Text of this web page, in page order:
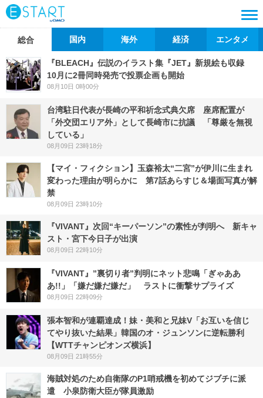
総合 国内 海外 経済 エンタメ
『BLEACH』伝説のイラスト集『JET』新規絵も収録
10月に2冊同時発売で投票企画も開始
08月10日 0時00分
台湾駐日代表が長崎の平和祈念式典欠席 座席配置が
「外交団エリア外」として長崎市に抗議 「尊厳を無視
している」
08月09日 23時18分
【マイ・フィクション】玉森裕太“二宮”が伊川に生まれ
変わった理由が明らかに 第7話あらすじ＆場面写真が解
禁
08月09日 23時10分
『VIVANT』次回“キーパーソン”の素性が判明へ 新キャ
スト・宮下今日子が出演
08月09日 22時10分
『VIVANT』”裏切り者”判明にネット悲鳴「ぎゃああ
あ!!」「嫌だ嫌だ嫌だ」 ラストに衝撃サプライズ
08月09日 22時09分
張本智和が連覇達成！妹・美和と兄妹V「お互いを信じ
てやり抜いた結果」韓国のオ・ジュンソンに逆転勝利
【WTTチャンピオンズ横浜】
08月09日 21時55分
海賊対処のため自衛隊のP1哨戒機を初めてジブチに派
遣 小泉防衛大臣が隊員激励